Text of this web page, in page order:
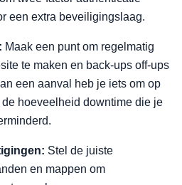
een extra beveiligingslaag.
Maak een punt om regelmatig
te maken en back-ups off-ups
een aanval heb je iets om op
hoeveelheid downtime die je
Stel de juiste
en mappen om